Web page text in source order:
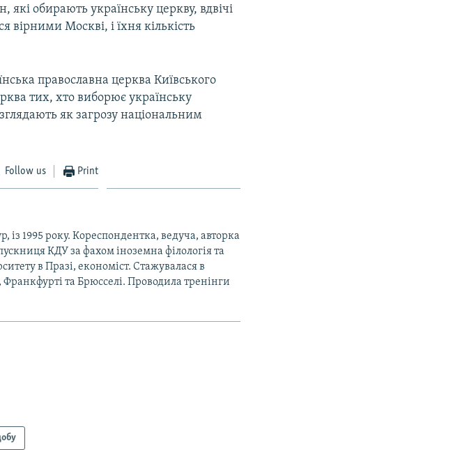
які обирають українську церкву, вдвічі
вірними Москві, і їхня кількість
православна церква Київського
тих, хто виборює українську
як загрозу національним
Follow us Print
із 1995 року. Кореспондентка, ведуча, авторка
КДУ за фахом іноземна філологія та
в Празі, економіст. Стажувалася в
та Брюсселі. Проводила тренінги